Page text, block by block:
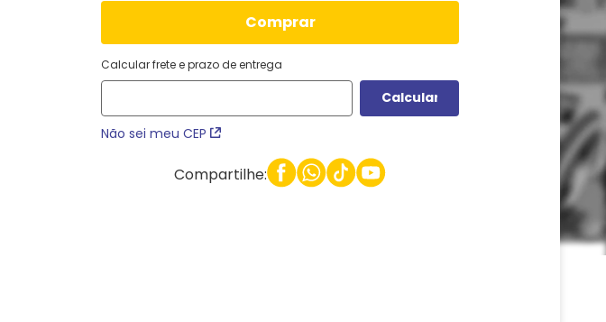
comprar
Calcular frete e prazo de entrega
Não sei meu CEP
Compartilhe: